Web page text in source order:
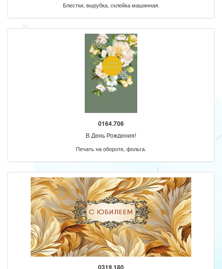
Блестки, вырубка, склейка машинная.
0164.706
В День Рождения!
Печать на обороте, фольга.
0319.180